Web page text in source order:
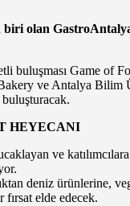
olan
buluşması Game
ve Antalya Bilim
HEYECANI
ve
deniz ürünlerine,
fırsat elde edecek.